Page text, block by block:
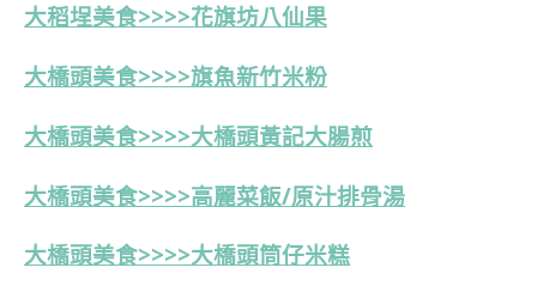
大稻埕美食>>>>花旗坊八仙果
大橋頭美食>>>>旗魚新竹米粉
大橋頭美食>>>>大橋頭黃記大腸煎
大橋頭美食>>>>高麗菜飯/原汁排骨湯
大橋頭美食>>>>大橋頭筒仔米糕